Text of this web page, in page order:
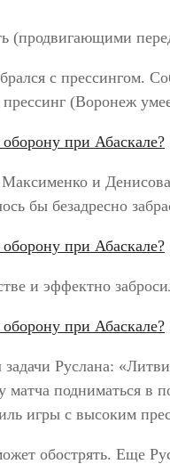
(продвигающими
с прессингом.
(Воронеж
и
бы безадресно
и эффектно
Руслана:
матча подниматься
игры с высоким
обострять. Еще